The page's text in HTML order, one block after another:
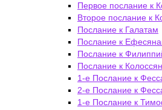
Первое послание к
Второе послание к
Послание к Галатам
Послание к
Послание к
Послание к
1-е Послание к
2-е Послание к
1-е Послание к